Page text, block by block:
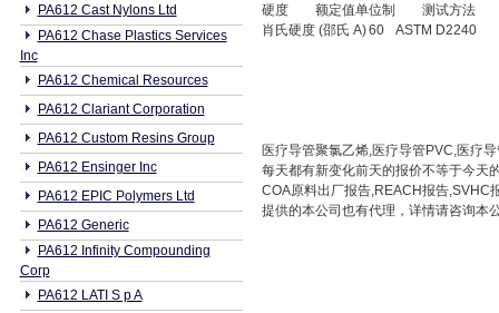
PA612 Cast Nylons Ltd
PA612 Chase Plastics Services
Inc
PA612 Chemical Resources
PA612 Clariant Corporation
PA612 Custom Resins Group
PA612 Ensinger Inc
PA612 EPIC Polymers Ltd
PA612 Generic
PA612 Infinity Compounding
Corp
PA612 LATI S p A
硬度
额定值单位制
测试方法
肖氏硬度 (邵氏 A)60 ASTM D2240
医疗导管聚氯乙烯,医疗导管PVC,医疗
每天都有新变化前天的报价不等于今天
COA原料出厂报告,REACH报告,SVHC
提供的本公司也有代理，详情请咨询